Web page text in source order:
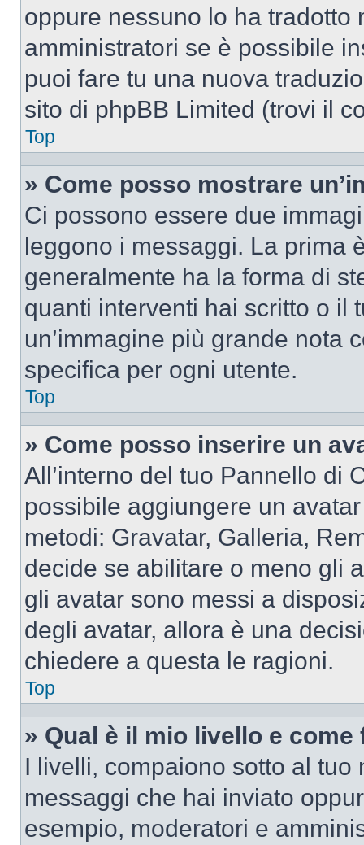
oppure nessuno lo ha
amministratori se è possibile
puoi fare tu una nuova
sito di phpBB Limited (trovi il
Top
» Come posso mostrare
Ci possono essere due
leggono i messaggi. La prima
generalmente ha la forma di
quanti interventi hai scritto o il
un’immagine più grande nota
specifica per ogni utente.
Top
» Come posso inserire un
All’interno del tuo Pannello di
possibile aggiungere un
metodi: Gravatar, Galleria,
decide se abilitare o meno gli
gli avatar sono messi a
degli avatar, allora è una
chiedere a questa le ragioni.
Top
» Qual è il mio livello e
I livelli, compaiono sotto al
messaggi che hai inviato
esempio, moderatori e